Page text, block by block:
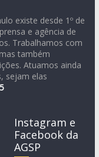
existe desde 1º de
e agência de
Trabalhamos com
também
Atuamos ainda
sejam elas
Instagram e
Facebook da
AGSP